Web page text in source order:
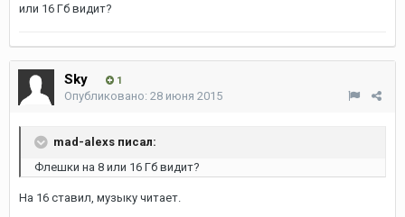
или 16 Гб видит?
Sky 1
Опубликовано: 28 июня 2015
mad-alexs писал:
Флешки на 8 или 16 Гб видит?
На 16 ставил, музыку читает.